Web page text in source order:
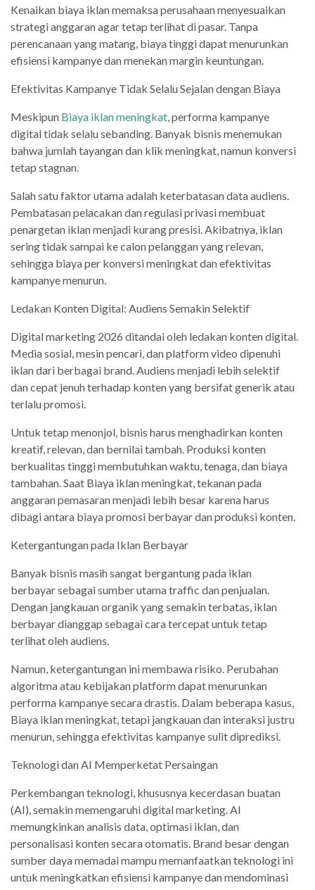
Kenaikan biaya iklan memaksa perusahaan menyesuaikan
strategi anggaran agar tetap terlihat di pasar. Tanpa
perencanaan yang matang, biaya tinggi dapat menurunkan
efisiensi kampanye dan menekan margin keuntungan.
Efektivitas Kampanye Tidak Selalu Sejalan dengan Biaya
Meskipun Biaya iklan meningkat , performa kampanye
digital tidak selalu sebanding. Banyak bisnis menemukan
bahwa jumlah tayangan dan klik meningkat, namun konversi
tetap stagnan.
Salah satu faktor utama adalah keterbatasan data audiens.
Pembatasan pelacakan dan regulasi privasi membuat
penargetan iklan menjadi kurang presisi. Akibatnya, iklan
sering tidak sampai ke calon pelanggan yang relevan,
sehingga biaya per konversi meningkat dan efektivitas
kampanye menurun.
Ledakan Konten Digital: Audiens Semakin Selektif
Digital marketing 2026 ditandai oleh ledakan konten digital.
Media sosial, mesin pencari, dan platform video dipenuhi
iklan dari berbagai brand. Audiens menjadi lebih selektif
dan cepat jenuh terhadap konten yang bersifat generik atau
terlalu promosi.
Untuk tetap menonjol, bisnis harus menghadirkan konten
kreatif, relevan, dan bernilai tambah. Produksi konten
berkualitas tinggi membutuhkan waktu, tenaga, dan biaya
tambahan. Saat Biaya iklan meningkat, tekanan pada
anggaran pemasaran menjadi lebih besar karena harus
dibagi antara biaya promosi berbayar dan produksi konten.
Ketergantungan pada Iklan Berbayar
Banyak bisnis masih sangat bergantung pada iklan
berbayar sebagai sumber utama traffic dan penjualan.
Dengan jangkauan organik yang semakin terbatas, iklan
berbayar dianggap sebagai cara tercepat untuk tetap
terlihat oleh audiens.
Namun, ketergantungan ini membawa risiko. Perubahan
algoritma atau kebijakan platform dapat menurunkan
performa kampanye secara drastis. Dalam beberapa kasus,
Biaya iklan meningkat, tetapi jangkauan dan interaksi justru
menurun, sehingga efektivitas kampanye sulit diprediksi.
Teknologi dan AI Memperketat Persaingan
Perkembangan teknologi, khususnya kecerdasan buatan
(AI), semakin memengaruhi digital marketing. AI
memungkinkan analisis data, optimasi iklan, dan
personalisasi konten secara otomatis. Brand besar dengan
sumber daya memadai mampu memanfaatkan teknologi ini
untuk meningkatkan efisiensi kampanye dan mendominasi